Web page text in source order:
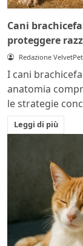
Cani
proteggere
Redazione
I cani
anatomia
le strategie
Leggi di più